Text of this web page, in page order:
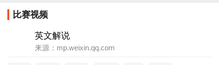
比赛视频
英文解说
来源：mp.weixin.qq.com